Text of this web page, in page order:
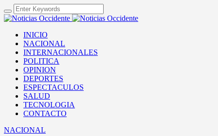
INICIO
NACIONAL
INTERNACIONALES
POLITICA
OPINION
DEPORTES
ESPECTACULOS
SALUD
TECNOLOGIA
CONTACTO
NACIONAL